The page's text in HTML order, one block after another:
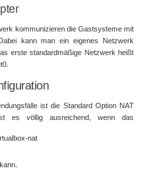
kommunizieren die Gastsysteme mit
kann man ein eigenes Netzwerk
erste standardmäßige Netzwerk heißt
ist die Standard Option NAT
es völlig ausreichend, wenn das